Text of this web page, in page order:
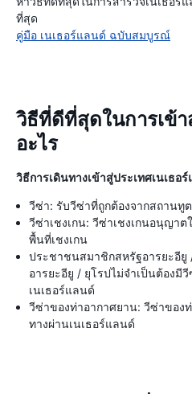
ที่สุด
คู่มือ เนเธอร์แลนด์ ฉบับสมบูรณ์
วิธีที่ดีที่สุดในการเข้
อะไร
วิธีการเดินทางเข้าสู่ประเทศเนเธอ
วีซ่า: รับวีซ่าที่ถูกต้องจากสถานทู
วีซ่าเชงเกน: วีซ่าเชงเกนอนุญาต
พื้นที่เชงเกน
ประชาชนสมาชิกสหรัฐอารยะอี
อารยะอียู / ยุโรปไม่จำเป็นต้องมี
เนเธอร์แลนด์
วีซ่าของท่าอากาศยาน: วีซ่าของ
ทางผ่านเนเธอร์แลนด์